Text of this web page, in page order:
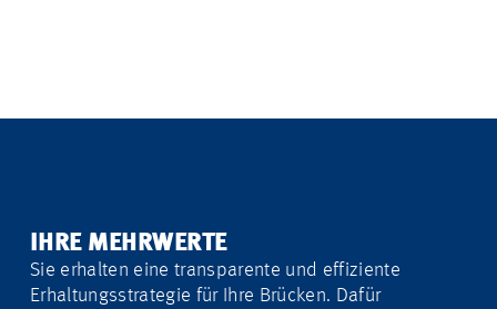
IHRE MEHRWERTE
Sie erhalten eine transparente und effiziente
Erhaltungsstrategie für Ihre Brücken. Dafür